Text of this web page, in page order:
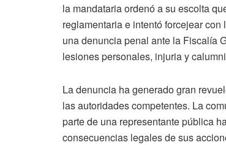
la mandataria ordenó a su escolta
reglamentaria e intentó forcejear
una denuncia penal ante la Fiscalía
lesiones personales, injuria y
La denuncia ha generado gran
las autoridades competentes. La
parte de una representante pública
consecuencias legales de sus